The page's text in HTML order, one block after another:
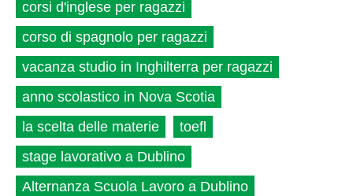
corsi d'inglese per ragazzi
corso di spagnolo per ragazzi
vacanza studio in Inghilterra per ragazzi
anno scolastico in Nova Scotia
la scelta delle materie
toefl
stage lavorativo a Dublino
Alternanza Scuola Lavoro a Dublino